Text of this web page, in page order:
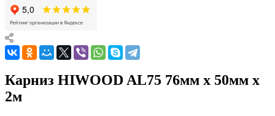
Карниз HIWOOD AL75 76мм х 50мм х
2м